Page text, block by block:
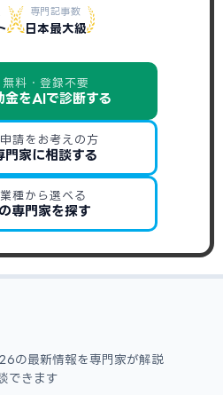
専門記事数
日本最大級
料・登録不要
金をAIで診断する
請をお考えの方
門家に相談する
種から選べる
専門家を探す
の最新情報を専門家が解説
できます